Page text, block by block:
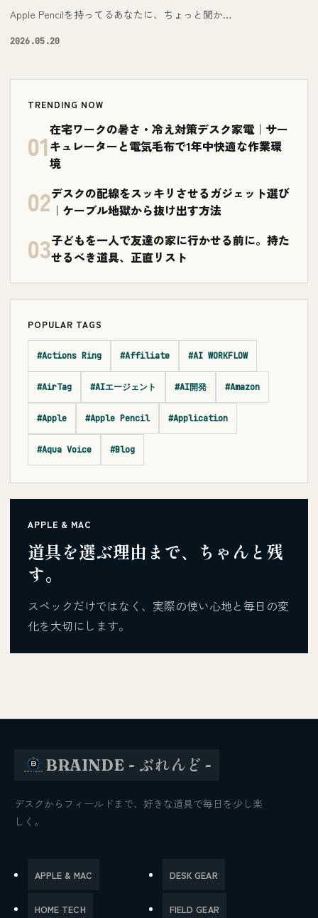
Apple Pencilを持ってるあなたに、ちょっと聞か…
2026.05.20
TRENDING NOW
01在宅ワークの暑さ・冷え対策デスク家電｜サー
キュレーターと電気毛布で1年中快適な作業環
境
02デスクの配線をスッキリさせるガジェット選び
｜ケーブル地獄から抜け出す方法
03子どもを一人で友達の家に行かせる前に。持た
せるべき道具、正直リスト
POPULAR TAGS
#Actions Ring #Affiliate #AI WORKFLOW
#AirTag #AIエージェント #AI開発 #Amazon
#Apple #Apple Pencil #Application
#Aqua Voice #Blog
APPLE & MAC
道具を選ぶ理由まで、ちゃんと残
す。
スペックだけではなく、実際の使い心地と毎日の変
化を大切にします。
BRAINDE - ぶれんど -
デスクからフィールドまで、好きな道具で毎日を少し楽
しく。
APPLE & MAC DESK GEAR
HOME TECH FIELD GEAR